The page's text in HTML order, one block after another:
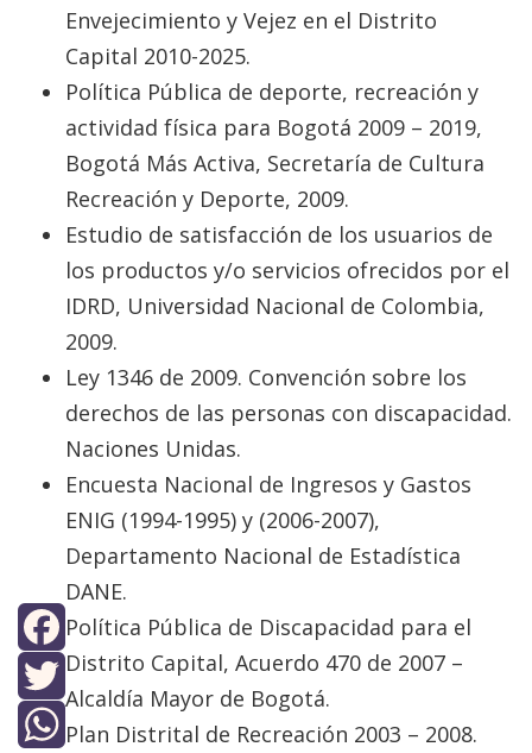
Envejecimiento y Vejez en el Distrito
Capital 2010-2025.
Política Pública de deporte, recreación y
actividad física para Bogotá 2009 – 2019,
Bogotá Más Activa, Secretaría de Cultura
Recreación y Deporte, 2009.
Estudio de satisfacción de los usuarios de
los productos y/o servicios ofrecidos por el
IDRD, Universidad Nacional de Colombia,
2009.
Ley 1346 de 2009. Convención sobre los
derechos de las personas con discapacidad.
Naciones Unidas.
Encuesta Nacional de Ingresos y Gastos
ENIG (1994-1995) y (2006-2007),
Departamento Nacional de Estadística
DANE.
Política Pública de Discapacidad para el
Distrito Capital, Acuerdo 470 de 2007 –
Alcaldía Mayor de Bogotá.
Plan Distrital de Recreación 2003 – 2008.
Facebook
Twitter